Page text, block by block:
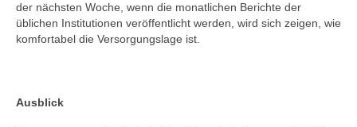
der nächsten Woche, wenn die monatlichen Berichte der
üblichen Institutionen veröffentlicht werden, wird sich zeigen, wie
komfortabel die Versorgungslage ist.
Ausblick